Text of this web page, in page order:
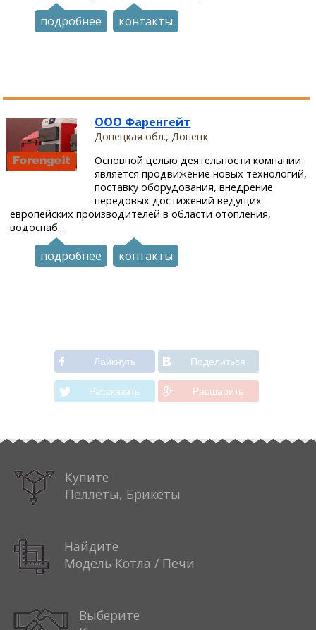
подробнее контакты
ООО Фаренгейт
Донецкая обл., Донецк
Основной целью деятельности компании
является продвижение новых технологий,
поставку оборудования, внедрение
передовых достижений ведущих
европейских производителей в области отопления,
водоснаб...
подробнее контакты
Лайкнуть Поделиться
Рассказать Расшарить
Купите
Пеллеты, Брикеты
Найдите
Модель Котла / Печи
Выберите